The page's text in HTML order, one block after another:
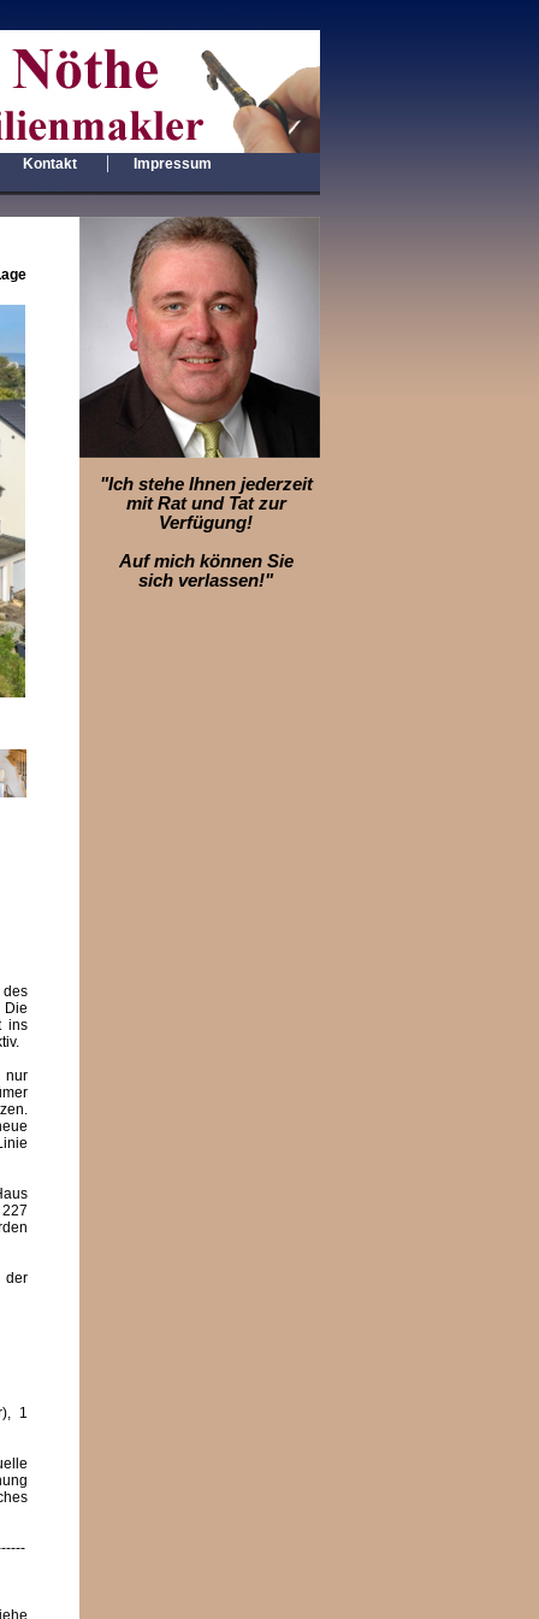
Kontakt | Impressum
Die
ins
nur
der
1
"Ich stehe Ihnen jederzeit
mit Rat und Tat zur
Verfügung!
Auf mich können Sie
sich verlassen!"